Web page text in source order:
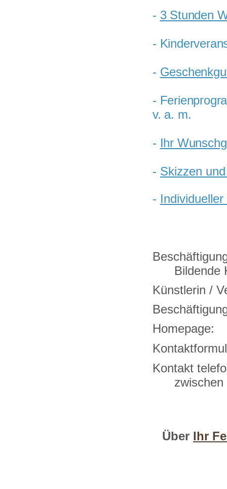
- 3 Stunden
-
-
-
v. a. m.
- Ihr
- Skizzen
-
Künstlerin
Kontakt
Über Ihr